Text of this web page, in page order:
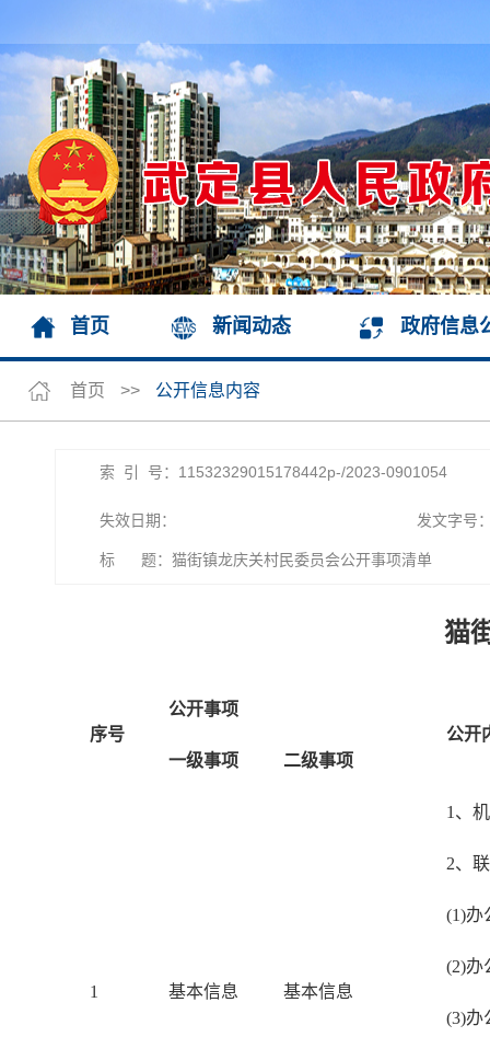
首页 新闻动态 政府信息
首页 >> 公开信息内容
索 引 号：11532329015178442p-/2023-0901054
失效日期： 发文字号
标 题：猫街镇龙庆关村民委员会公开事项清单
猫
序号
公开事项
公开
一级事项
二级事项
1 基本信息 基本信息
1、
2、
(1)办
(2)办
(3)办